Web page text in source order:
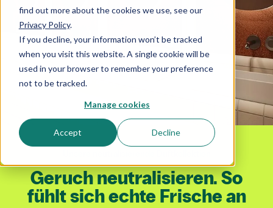
find out more about the cookies we use, see our
Privacy Policy.
If you decline, your information won’t be tracked
when you visit this website. A single cookie will be
used in your browser to remember your preference
not to be tracked.
Manage cookies
Accept Decline
Geruchneutralisieren.So
fühltsichechte Frischean